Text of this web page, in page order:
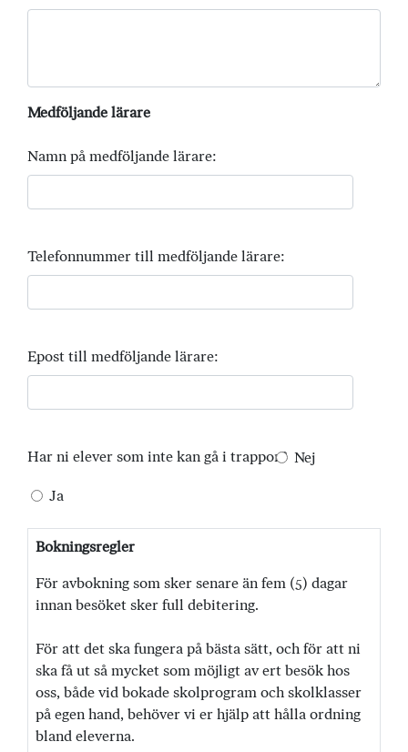
Medföljande lärare
Namn på medföljande lärare:
Telefonnummer till medföljande lärare:
Epost till medföljande lärare:
Har ni elever som inte kan gå i trappor? Nej
Ja
Bokningsregler
För avbokning som sker senare än fem (5) dagar
innan besöket sker full debitering.
För att det ska fungera på bästa sätt, och för att ni
ska få ut så mycket som möjligt av ert besök hos
oss, både vid bokade skolprogram och skolklasser
på egen hand, behöver vi er hjälp att hålla ordning
bland eleverna.